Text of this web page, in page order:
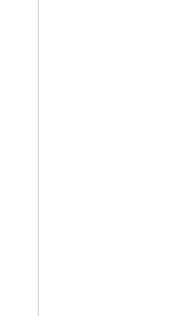
GDEs haben die
Mütter, Aktivisten und vieles
leidenschaftliche Experten mit
Wissen teilen, etwas bewirken